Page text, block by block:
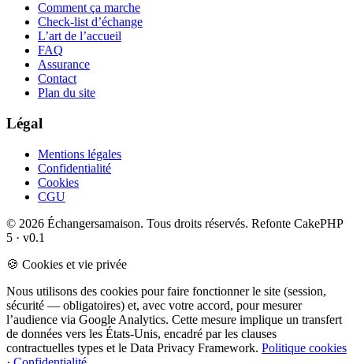
Comment ça marche
Check-list d’échange
L’art de l’accueil
FAQ
Assurance
Contact
Plan du site
Légal
Mentions légales
Confidentialité
Cookies
CGU
© 2026 Échangersamaison. Tous droits réservés. Refonte CakePHP
5 · v0.1
🍪 Cookies et vie privée
Nous utilisons des cookies pour faire fonctionner le site (session,
sécurité — obligatoires) et, avec votre accord, pour mesurer
l’audience via Google Analytics. Cette mesure implique un transfert
de données vers les États-Unis, encadré par les clauses
contractuelles types et le Data Privacy Framework. Politique cookies